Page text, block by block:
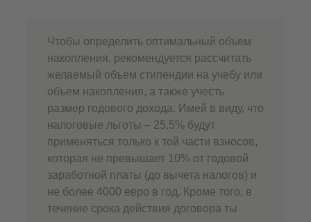
Чтобы определить оптимальный объем
накопления, рекомендуется рассчитать
желаемый объем стипендии на учебу или
объем накопления, а также учесть
размер годового дохода. Имей в виду, что
налоговые льготы – 25,5% будут
применяться только к той части взносов,
которая не превышает 10% от годовой
заработной платы (до вычета налогов) и
не более 4000 евро в год. Кроме того, в
течение срока действия договора ты